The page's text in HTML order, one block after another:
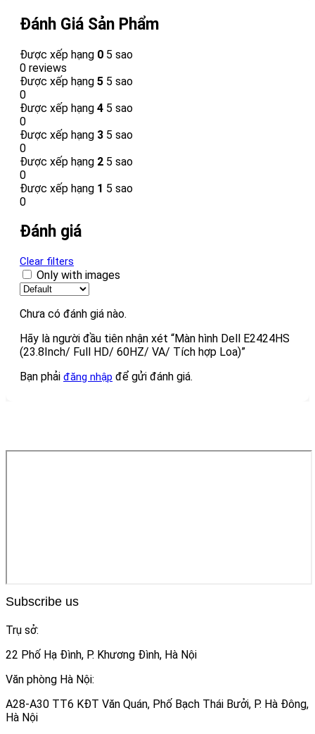
Đánh Giá Sản Phẩm
Được xếp hạng 0 5 sao
0 reviews
Được xếp hạng 5 5 sao
0
Được xếp hạng 4 5 sao
0
Được xếp hạng 3 5 sao
0
Được xếp hạng 2 5 sao
0
Được xếp hạng 1 5 sao
0
Đánh giá
Clear filters
Only with images
Chưa có đánh giá nào.
Hãy là người đầu tiên nhận xét “Màn hình Dell E2424HS
(23.8Inch/ Full HD/ 60HZ/ VA/ Tích hợp Loa)”
Bạn phải đăng nhập để gửi đánh giá.
Subscribe us
Trụ sở:
22 Phố Hạ Đình, P. Khương Đình, Hà Nội
Văn phòng Hà Nội:
A28-A30 TT6 KĐT Văn Quán, Phố Bạch Thái Bưởi, P. Hà Đông,
Hà Nội